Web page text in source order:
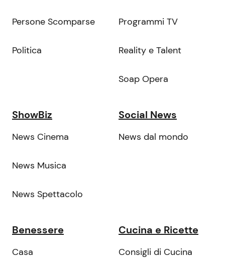
Persone Scomparse
Politica
Programmi TV
Reality e Talent
Soap Opera
ShowBiz
News Cinema
News Musica
News Spettacolo
Social News
News dal mondo
Benessere
Casa
Cucina e Ricette
Consigli di Cucina